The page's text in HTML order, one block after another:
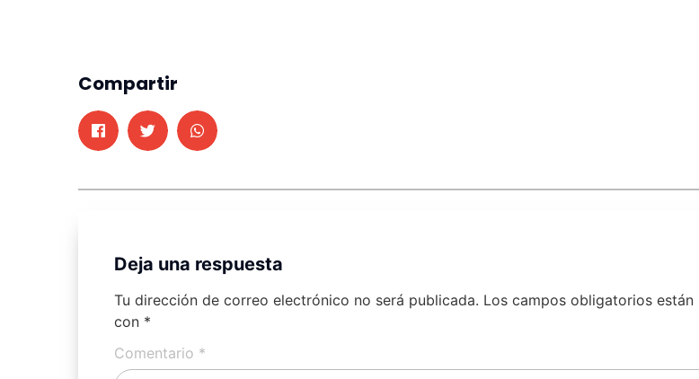
Compartir
Deja una respuesta
Tu dirección de correo electrónico no será publicada. Los campos obligatorios están
con *
Comentario *